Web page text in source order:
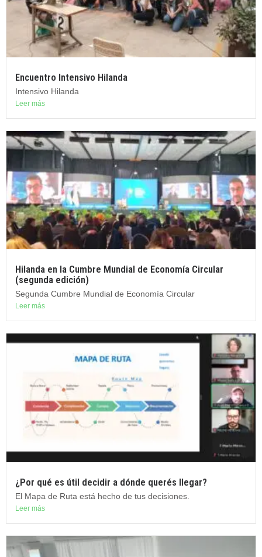
Encuentro Intensivo Hilanda
Intensivo Hilanda
Leer más
Hilanda en la Cumbre Mundial de Economía Circular
(segunda edición)
Segunda Cumbre Mundial de Economía Circular
Leer más
¿Por qué es útil decidir a dónde querés llegar?
El Mapa de Ruta está hecho de tus decisiones.
Leer más